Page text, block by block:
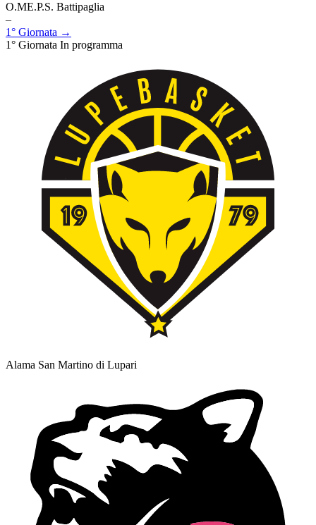
O.ME.P.S. Battipaglia
–
1° Giornata →
1° Giornata In programma
Alama San Martino di Lupari